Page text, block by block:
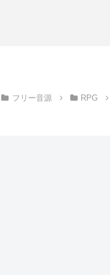
フリー音源 RPG